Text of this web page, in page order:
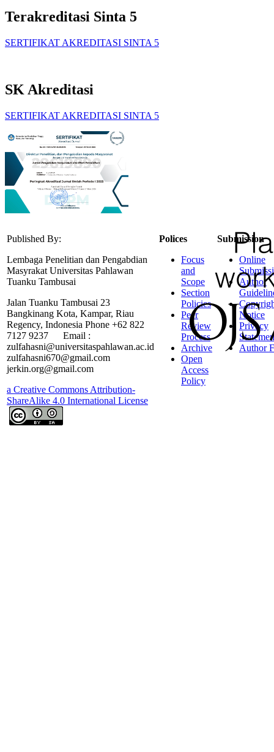
Terakreditasi Sinta 5
SERTIFIKAT AKREDITASI SINTA 5
SK Akreditasi
SERTIFIKAT AKREDITASI SINTA 5
Published By:
Lembaga Penelitian dan Pengabdian
Masyrakat Universitas Pahlawan
Tuanku Tambusai
Jalan Tuanku Tambusai 23
Bangkinang Kota, Kampar, Riau
Regency, Indonesia Phone +62 822
7127 9237 Email :
zulfahasni@universitaspahlawan.ac.id
zulfahasni670@gmail.com
jerkin.org@gmail.com
a Creative Commons Attribution-
ShareAlike 4.0 International License
Polices
Focus
and
Scope
Section
Policies
Peer
Review
Process
Archive
Open
Access
Policy
Submission
Online
Author
Notice
Privacy
Author